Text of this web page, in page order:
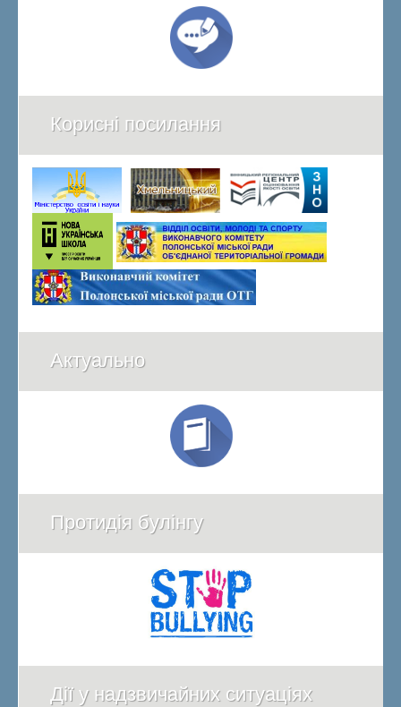
Корисні посилання
Актуально
Протидія булінгу
Дії у надзвичайних ситуаціях